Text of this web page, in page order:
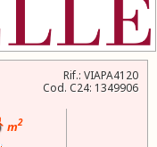
Rif.: VIAPA4120
Cod. C24: 1349906
m2